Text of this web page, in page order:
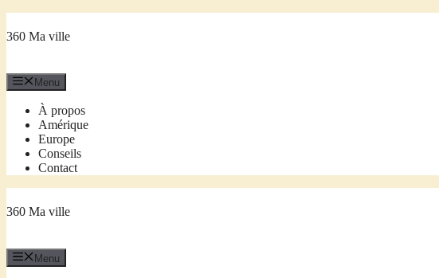
au
360 Ma ville
Menu
À propos
Amérique
Europe
Conseils
Contact
360 Ma ville
Menu